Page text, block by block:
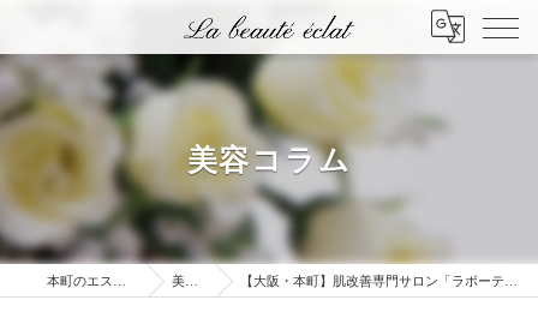
美容コラム
美容コラム 【大阪・本町】肌改善専門サロン「ラボーテエクラ」は8周年を迎えます｜感謝と9年目への想い